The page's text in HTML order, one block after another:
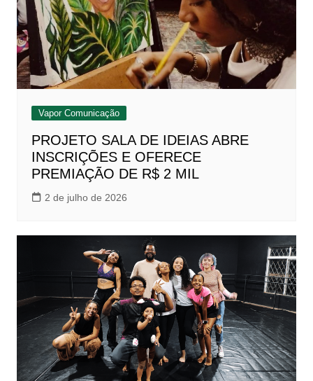
Vapor Comunicação
PROJETO SALA DE IDEIAS ABRE
INSCRIÇÕES E OFERECE
PREMIAÇÃO DE R$ 2 MIL
2 de julho de 2026